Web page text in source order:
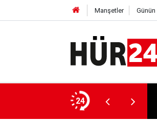
Manşetler
24
16 kişi hakkında işlem başlatıldı